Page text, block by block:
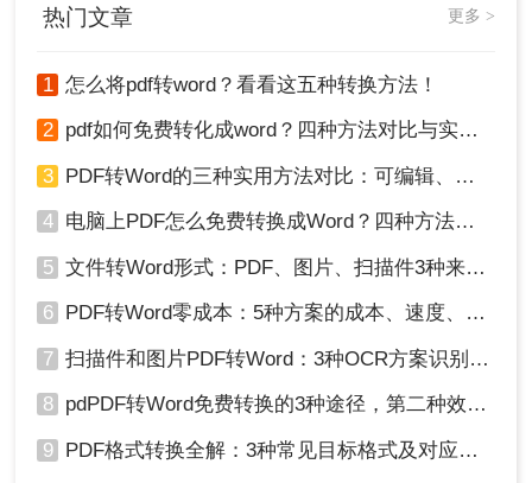
热门文章 更多 >
1 怎么将pdf转word？看看这五种转换方法！
2 pdf如何免费转化成word？四种方法对比与实操指南（附详细表格）
3 PDF转Word的三种实用方法对比：可编辑、保格式、避风险！
4 电脑上PDF怎么免费转换成Word？四种方法对比与实操指南（附详细表格）!
5 文件转Word形式：PDF、图片、扫描件3种来源分别怎么处理！
6 PDF转Word零成本：5种方案的成本、速度、精度对比！
7 扫描件和图片PDF转Word：3种OCR方案识别率实测！
8 pdPDF转Word免费转换的3种途径，第二种效率最高！
9 PDF格式转换全解：3种常见目标格式及对应操作方法！